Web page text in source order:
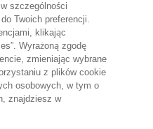
szczególności
Twoich preferencji.
klikając
Wyrażoną zgodę
zmieniając wybrane
z plików cookie
osobowych, w tym o
znajdziesz w